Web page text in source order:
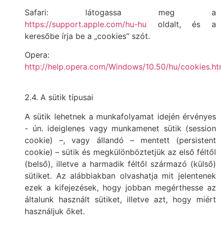
Safari: látogassa meg a
https://support.apple.com/hu-hu oldalt, és a
keresőbe írja be a „cookies” szót.
Opera:
http://help.opera.com/Windows/10.50/hu/
2.4. A sütik típusai
A sütik lehetnek a munkafolyamat idején érvényes
- ún. ideiglenes vagy munkamenet sütik (session
cookie) –, vagy állandó – mentett (persistent
cookie) – sütik és megkülönböztetjük az első féltől
(belső), illetve a harmadik féltől származó (külső)
sütiket. Az alábbiakban olvashatja mit jelentenek
ezek a kifejezések, hogy jobban megérthesse az
általunk használt sütiket, illetve azt, hogy miért
használjuk őket.